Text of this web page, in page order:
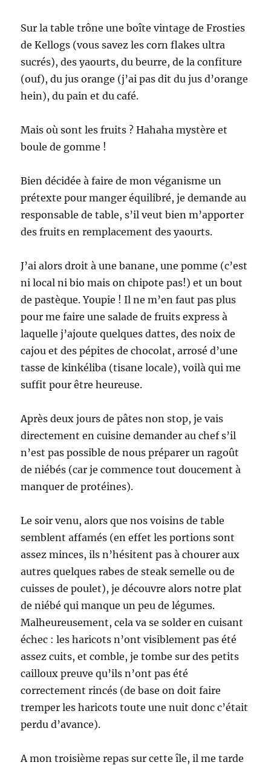
Sur la table trône une boîte vintage de Frosties
de Kellogs (vous savez les corn flakes ultra
sucrés), des yaourts, du beurre, de la confiture
(ouf), du jus orange (j’ai pas dit du jus d’orange
hein), du pain et du café.
Mais où sont les fruits ? Hahaha mystère et
boule de gomme !
Bien décidée à faire de mon véganisme un
prétexte pour manger équilibré, je demande au
responsable de table, s’il veut bien m’apporter
des fruits en remplacement des yaourts.
J’ai alors droit à une banane, une pomme (c’est
ni local ni bio mais on chipote pas!) et un bout
de pastèque. Youpie ! Il ne m’en faut pas plus
pour me faire une salade de fruits express à
laquelle j’ajoute quelques dattes, des noix de
cajou et des pépites de chocolat, arrosé d’une
tasse de kinkéliba (tisane locale), voilà qui me
suffit pour être heureuse.
Après deux jours de pâtes non stop, je vais
directement en cuisine demander au chef s’il
n’est pas possible de nous préparer un ragoût
de niébés (car je commence tout doucement à
manquer de protéines).
Le soir venu, alors que nos voisins de table
semblent affamés (en effet les portions sont
assez minces, ils n’hésitent pas à chourer aux
autres quelques rabes de steak semelle ou de
cuisses de poulet), je découvre alors notre plat
de niébé qui manque un peu de légumes.
Malheureusement, cela va se solder en cuisant
échec : les haricots n’ont visiblement pas été
assez cuits, et comble, je tombe sur des petits
cailloux preuve qu’ils n’ont pas été
correctement rincés (de base on doit faire
tremper les haricots toute une nuit donc c’était
perdu d’avance).
A mon troisième repas sur cette île, il me tarde